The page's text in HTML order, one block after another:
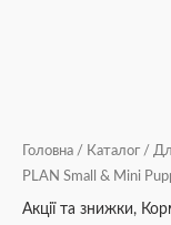
Головна / Каталог /
PLAN Small & Mini
Акції та знижки,